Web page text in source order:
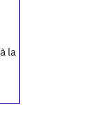
la